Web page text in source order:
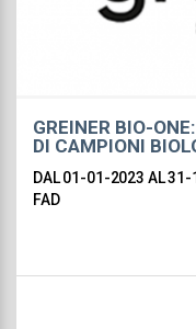
GREINER BIO-
DI CAMPIONI
DAL 01-01-2023 AL
FAD